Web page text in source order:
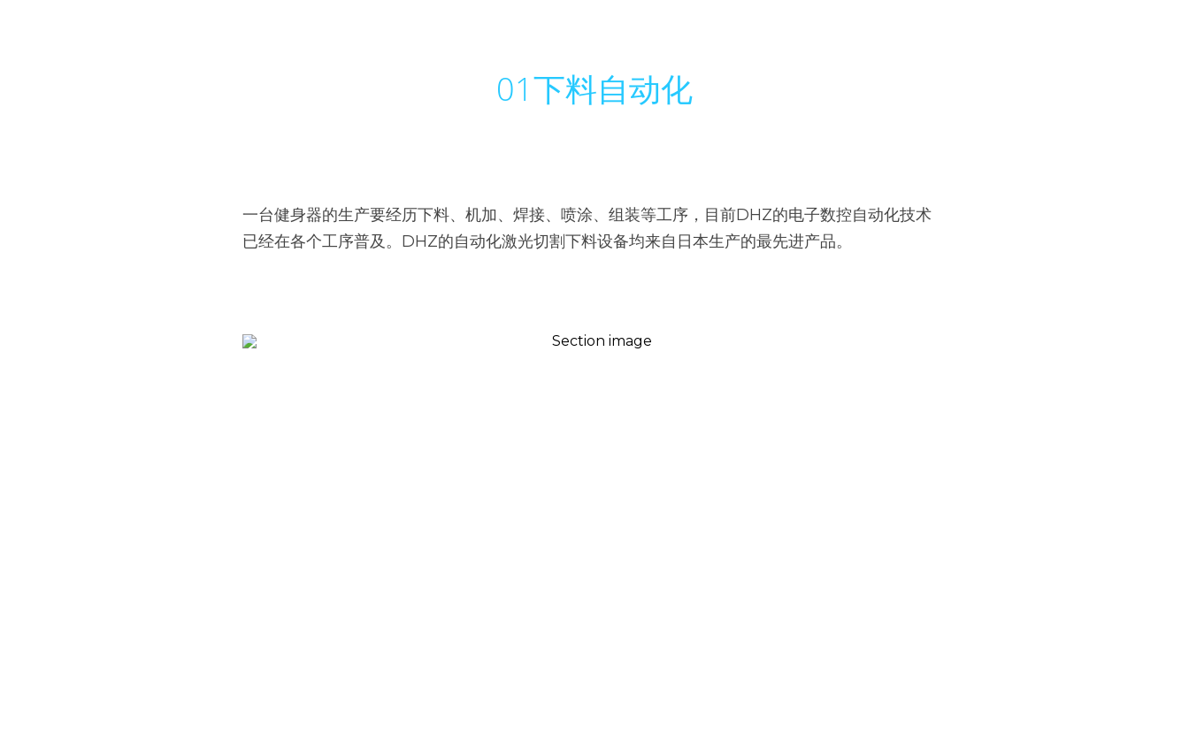
01下料自动化
一台健身器的生产要经历下料、机加、焊接、喷涂、组装等工序，目前DHZ的电子数控自动化技术
已经在各个工序普及。DHZ的自动化激光切割下料设备均来自日本生产的最先进产品。